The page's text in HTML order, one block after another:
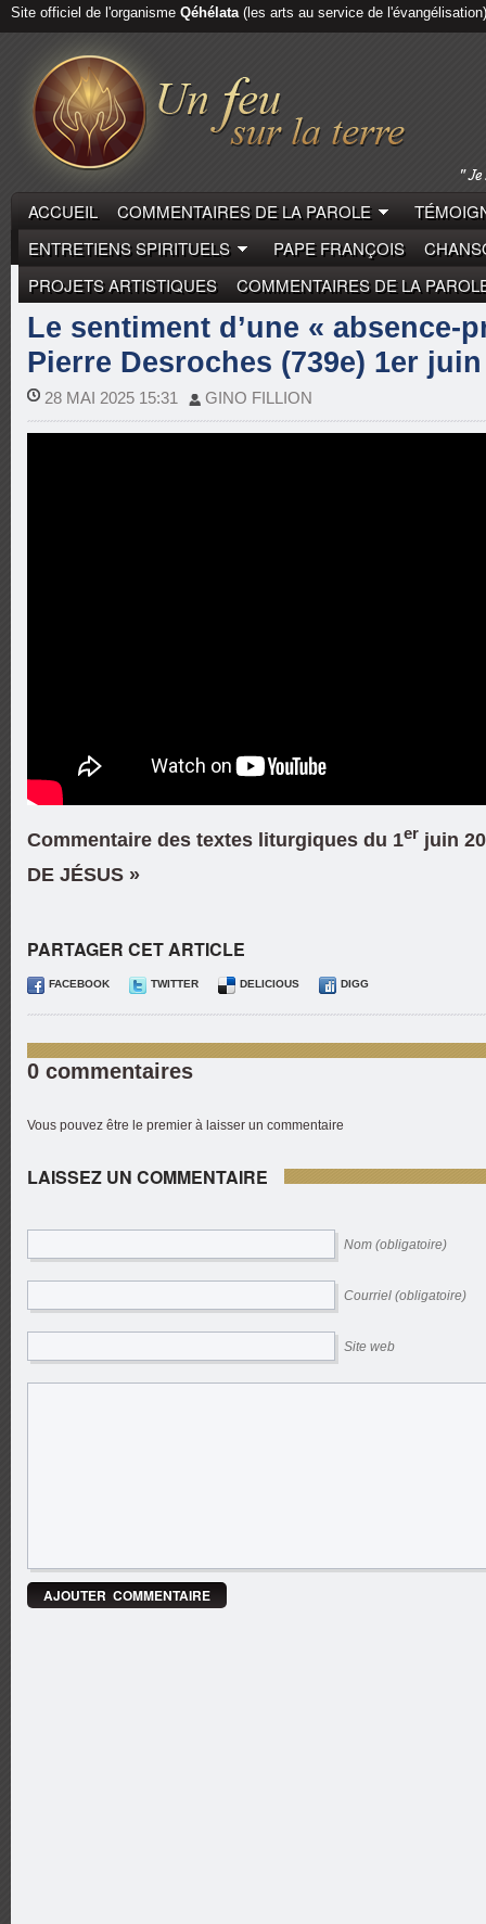
Site officiel de l'organisme Qéhélata(les arts au service de l'évangélisation)
ACCUEIL COMMENTAIRES DE LA PAROLE
ENTRETIENS SPIRITUELS
PAPE FRANÇOIS
PROJETS ARTISTIQUES
COMMENTAIRES DE LA
COMMENTAIRES DE LA PAROLE PIERRE
Le sentiment d’une « absence-
Pierre Desroches (739e) 1er juin
28 MAI 2025 15:31 GINO FILLION
Commentaire des textes liturgiques du 1er juin
DE JÉSUS »
PARTAGER CET ARTICLE
FACEBOOK TWITTER DELICIOUS DIGG
0 commentaires
Vous pouvez être le premier à laisser un commentaire
LAISSEZ UN COMMENTAIRE
Nom (obligatoire)
Courriel (obligatoire)
Site web